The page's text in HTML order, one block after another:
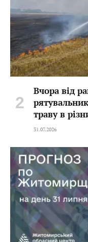
Вчора від
траву в
31.07.2026